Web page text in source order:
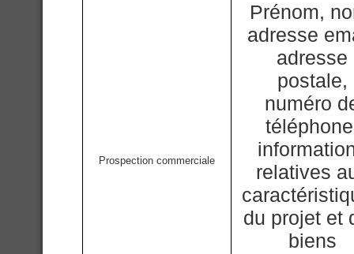
Prospection commerciale
Prénom,
adresse
adresse
postale,
numéro
relatives
du projet et
biens